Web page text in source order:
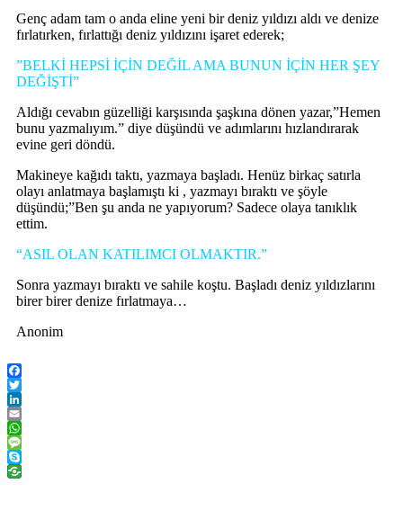
Genç adam tam o anda eline yeni bir deniz yıldızı aldı ve denize
fırlatırken, fırlattığı deniz yıldızını işaret ederek;
”BELKİ HEPSİ İÇİN DEĞİL AMA BUNUN İÇİN HER ŞEY
DEĞİŞTİ”
Aldığı cevabın güzelliği karşısında şaşkına dönen yazar,”Hemen
bunu yazmalıyım.” diye düşündü ve adımlarını hızlandırarak
evine geri döndü.
Makineye kağıdı taktı, yazmaya başladı. Henüz birkaç satırla
olayı anlatmaya başlamıştı ki , yazmayı bıraktı ve şöyle
düşündü;”Ben şu anda ne yapıyorum? Sadece olaya tanıklık
ettim.
“ASIL OLAN KATILIMCI OLMAKTIR.”
Sonra yazmayı bıraktı ve sahile koştu. Başladı deniz yıldızlarını
birer birer denize fırlatmaya…
Anonim
Facebook
Twitter
LinkedIn
Email
WhatsApp
Message
Skype